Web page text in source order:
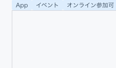
App イベント オンライン参加可